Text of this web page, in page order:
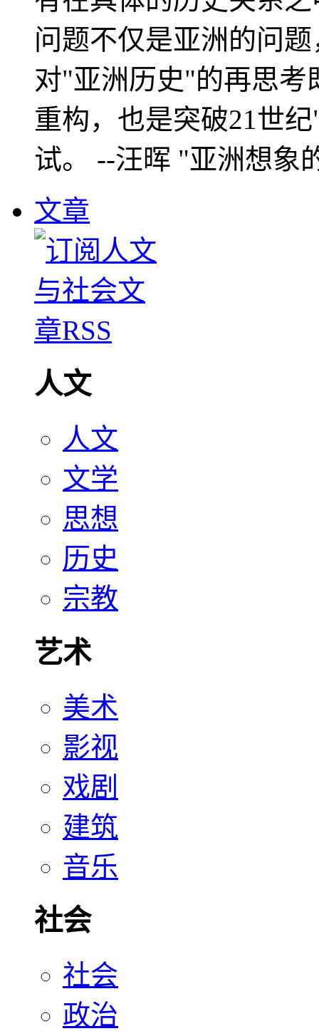
问题不仅是亚洲的问
对"亚洲历史"的再思考
重构，也是突破21世
试。 --汪晖 "亚洲想象
文章
人文
人文
文学
思想
历史
宗教
艺术
美术
影视
戏剧
建筑
音乐
社会
社会
政治